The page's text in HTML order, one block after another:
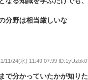
分野は相当厳しいな
11/24(水) 11:49:07.99
で分かっていたかが知り